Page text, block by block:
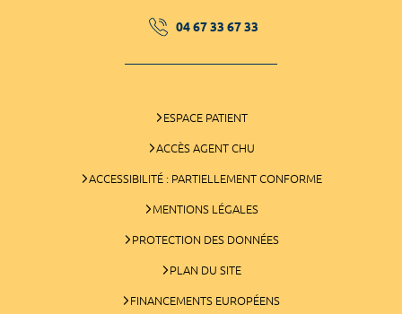
04 67 33 67 33
ESPACE PATIENT
ACCÈS AGENT CHU
ACCESSIBILITÉ : PARTIELLEMENT CONFORME
MENTIONS LÉGALES
PROTECTION DES DONNÉES
PLAN DU SITE
FINANCEMENTS EUROPÉENS